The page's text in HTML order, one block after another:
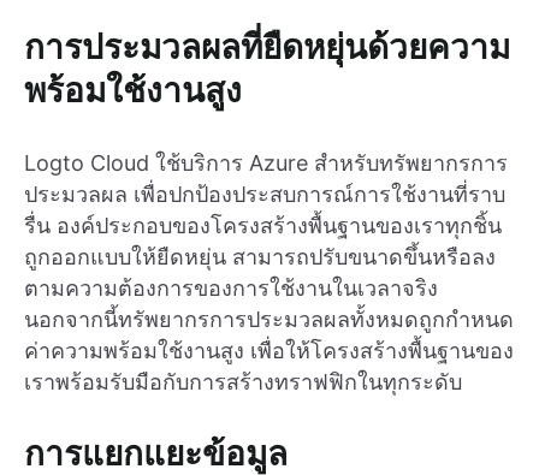
การประมวลผลที่ยืดหยุ่นด้วยความ
พร้อมใช้งานสูง
Logto Cloud ใช้บริการ Azure สำหรับทรัพยากรการ
ประมวลผล เพื่อปกป้องประสบการณ์การใช้งานที่ราบ
รื่น องค์ประกอบของโครงสร้างพื้นฐานของเราทุกชิ้น
ถูกออกแบบให้ยืดหยุ่น สามารถปรับขนาดขึ้นหรือลง
ตามความต้องการของการใช้งานในเวลาจริง
นอกจากนี้ทรัพยากรการประมวลผลทั้งหมดถูกกำหนด
ค่าความพร้อมใช้งานสูง เพื่อให้โครงสร้างพื้นฐานของ
เราพร้อมรับมือกับการสร้างทราฟฟิกในทุกระดับ
การแยกแยะข้อมูล